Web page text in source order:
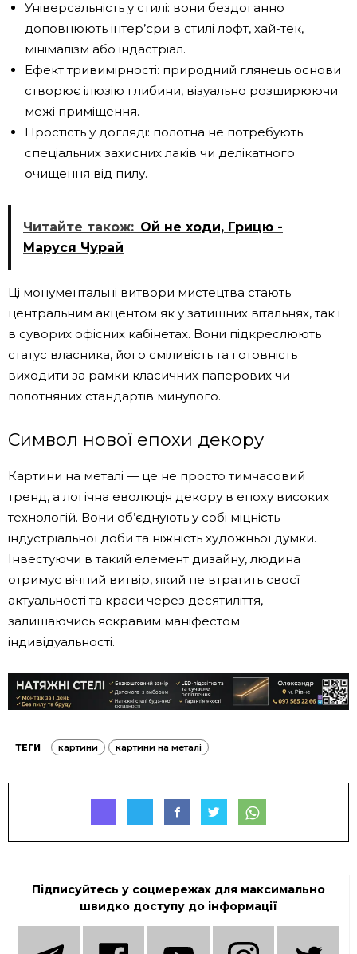
Універсальність у стилі: вони бездоганно
доповнюють інтер’єри в стилі лофт, хай-тек,
мінімалізм або індастріал.
Ефект тривимірності: природний глянець основи
створює ілюзію глибини, візуально розширюючи
межі приміщення.
Простість у догляді: полотна не потребують
спеціальних захисних лаків чи делікатного
очищення від пилу.
Читайте також: Ой не ходи, Грицю -
Маруся Чурай
Ці монументальні витвори мистецтва стають
центральним акцентом як у затишних вітальнях, так і
в суворих офісних кабінетах. Вони підкреслюють
статус власника, його сміливість та готовність
виходити за рамки класичних паперових чи
полотняних стандартів минулого.
Символ нової епохи декору
Картини на металі — це не просто тимчасовий
тренд, а логічна еволюція декору в епоху високих
технологій. Вони об’єднують у собі міцність
індустріальної доби та ніжність художньої думки.
Інвестуючи в такий елемент дизайну, людина
отримує вічний витвір, який не втратить своєї
актуальності та краси через десятиліття,
залишаючись яскравим маніфестом
індивідуальності.
ТЕГИ картини картини на металі
Підписуйтесь у соцмережах для максимально
швидко доступу до інформації